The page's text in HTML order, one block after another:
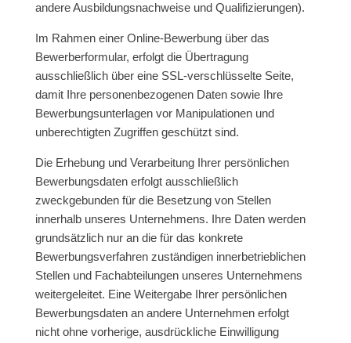
andere Ausbildungsnachweise und Qualifizierungen).
Im Rahmen einer Online-Bewerbung über das
Bewerberformular, erfolgt die Übertragung
ausschließlich über eine SSL-verschlüsselte Seite,
damit Ihre personenbezogenen Daten sowie Ihre
Bewerbungsunterlagen vor Manipulationen und
unberechtigten Zugriffen geschützt sind.
Die Erhebung und Verarbeitung Ihrer persönlichen
Bewerbungsdaten erfolgt ausschließlich
zweckgebunden für die Besetzung von Stellen
innerhalb unseres Unternehmens. Ihre Daten werden
grundsätzlich nur an die für das konkrete
Bewerbungsverfahren zuständigen innerbetrieblichen
Stellen und Fachabteilungen unseres Unternehmens
weitergeleitet. Eine Weitergabe Ihrer persönlichen
Bewerbungsdaten an andere Unternehmen erfolgt
nicht ohne vorherige, ausdrückliche Einwilligung